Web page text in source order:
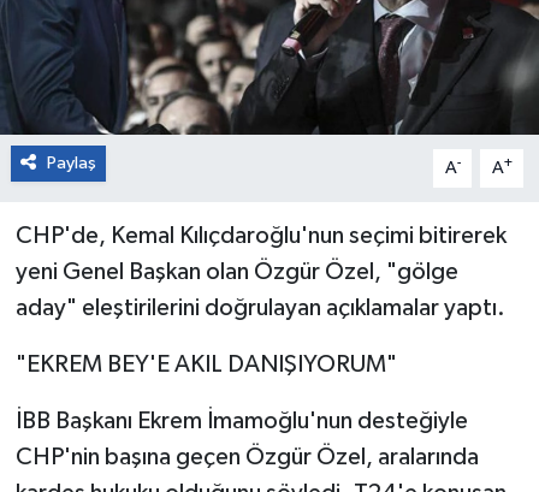
Paylaş A- A+
CHP'de, Kemal Kılıçdaroğlu'nun seçimi bitirerek
yeni Genel Başkan olan Özgür Özel, "gölge
aday" eleştirilerini doğrulayan açıklamalar yaptı.
"EKREM BEY'E AKIL DANIŞIYORUM"
İBB Başkanı Ekrem İmamoğlu'nun desteğiyle
CHP'nin başına geçen Özgür Özel, aralarında